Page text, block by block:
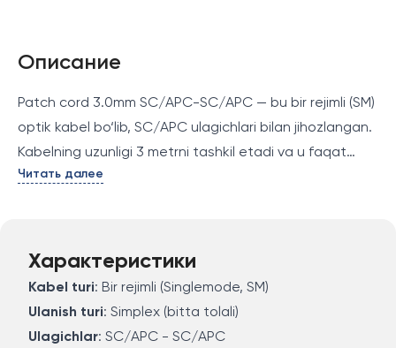
Описание
Patch cord 3.0mm SC/APC-SC/APC — bu bir rejimli (SM)
optik kabel bo‘lib, SC/APC ulagichlari bilan jihozlangan.
Kabelning uzunligi 3 metrni tashkil etadi va u faqat
bitta tolani (simplex) ishlatadi. Optik tolali tarmoqlarda
Читать далее
Характеристики
Kabel turi: Bir rejimli (Singlemode, SM)
Ulanish turi: Simplex (bitta tolali)
Ulagichlar: SC/APC - SC/APC